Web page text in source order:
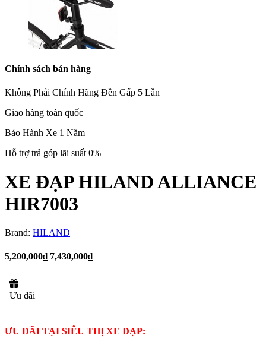
Chính sách bán hàng
Không Phải Chính Hãng Đền Gấp 5 Lần
Giao hàng toàn quốc
Bảo Hành Xe 1 Năm
Hỗ trợ trả góp lãi suất 0%
XE ĐẠP HILAND ALLIANCE
HIR7003
Brand: HILAND
5,200,000₫ 7,430,000₫
Ưu đãi
ƯU ĐÃI TẠI SIÊU THỊ XE ĐẠP: